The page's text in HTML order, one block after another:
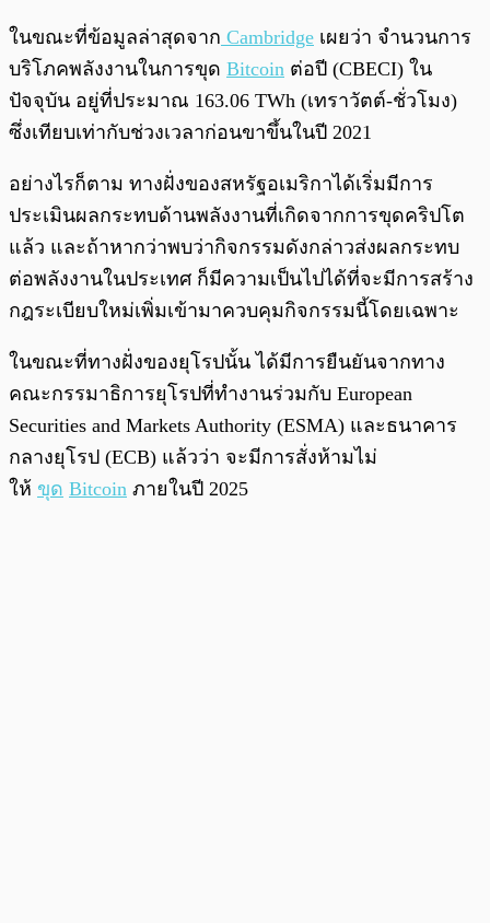
ในขณะที่ข้อมูลล่าสุดจาก Cambridge เผยว่า จำนวนการ
บริโภคพลังงานในการขุด Bitcoin ต่อปี (CBECI) ใน
ปัจจุบัน อยู่ที่ประมาณ 163.06 TWh (เทราวัตต์-ชั่วโมง)
ซึ่งเทียบเท่ากับช่วงเวลาก่อนขาขึ้นในปี 2021
อย่างไรก็ตาม ทางฝั่งของสหรัฐอเมริกาได้เริ่มมีการ
ประเมินผลกระทบด้านพลังงานที่เกิดจากการขุดคริปโต
แล้ว และถ้าหากว่าพบว่ากิจกรรมดังกล่าวส่งผลกระทบ
ต่อพลังงานในประเทศ ก็มีความเป็นไปได้ที่จะมีการสร้าง
กฎระเบียบใหม่เพิ่มเข้ามาควบคุมกิจกรรมนี้โดยเฉพาะ
ในขณะที่ทางฝั่งของยุโรปนั้น ได้มีการยืนยันจากทาง
คณะกรรมาธิการยุโรปที่ทำงานร่วมกับ European
Securities and Markets Authority (ESMA) และธนาคาร
กลางยุโรป (ECB) แล้วว่า จะมีการสั่งห้ามไม่
ให้ ขุด Bitcoin ภายในปี 2025